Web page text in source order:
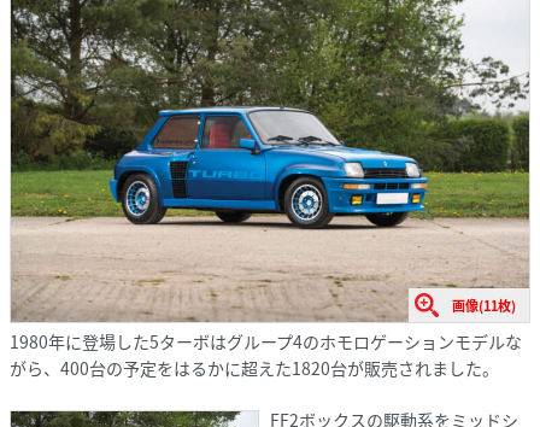
画像(11枚)
1980年に登場した5ターボはグループ4のホモロゲーションモデルな
がら、400台の予定をはるかに超えた1820台が販売されました。
FF2ボックスの駆動系をミッドシ